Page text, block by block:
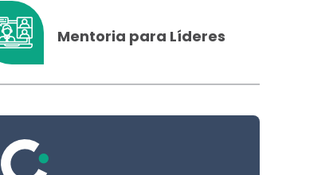
Mentoria para Líderes